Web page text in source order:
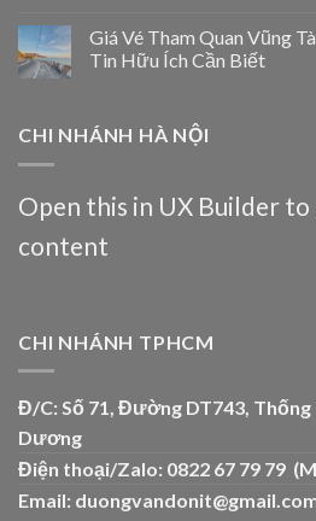
Giá Vé Tham Quan Vũng
Tin Hữu Ích Cần Biết
CHI NHÁNH HÀ NỘI
Open this in UX Builder to
content
CHI NHÁNH TPHCM
Đ/C: Số 71, Đường DT743, Thống
Dương
Điện thoại/Zalo: 0822 67 79 79
Email: